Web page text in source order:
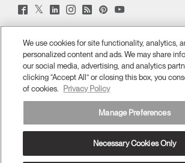
Facebook
(opens
new
Twitter
(opens
LinkedIn
(opens
new
Instagram
(opens
new
Humanscale
Blog
(opens
window)
Pinterst
new
YouTube
new
Regístrese para obtener promociones y
REGÍSTRESE POR CORREO
ELECTRÓNICO
ACERCA DE
ERGONOMÍA
RECURSOS
We use cookies for site functionality, analytics,
personalized content and ads. We may share
our social media, advertising, and analytics
clicking “Accept All” or closing this box, you
of cookies.
Privacy Policy
Manage Preferences
Necessary Cookies Only